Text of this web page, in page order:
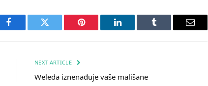
Facebook Twitter Pinterest LinkedIn Tumblr Email
NEXT ARTICLE
Weleda iznenađuje vaše mališane